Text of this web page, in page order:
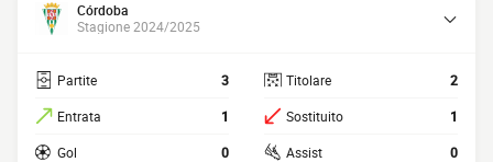
Córdoba
Stagione 2024/2025
Partite 3
Entrata 1
Gol 0
Titolare 2
Sostituito 1
Assist 0